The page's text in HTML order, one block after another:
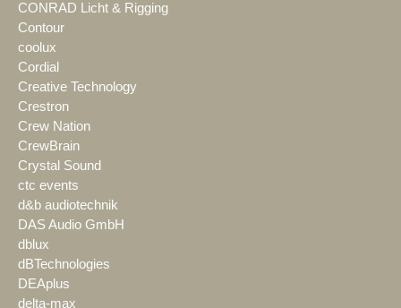
CONRAD Licht & Rigging
Contour
coolux
Cordial
Creative Technology
Crestron
Crew Nation
CrewBrain
Crystal Sound
ctc events
d&b audiotechnik
DAS Audio GmbH
dblux
dBTechnologies
DEAplus
delta-max